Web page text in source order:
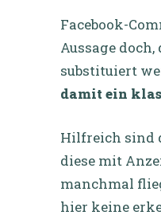
Facebook-
Aussage
substituiert
damit ein
Hilfreich sind
diese mit
manchmal
hier keine